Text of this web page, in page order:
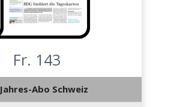
Fr. 143
Jahres-Abo Schweiz